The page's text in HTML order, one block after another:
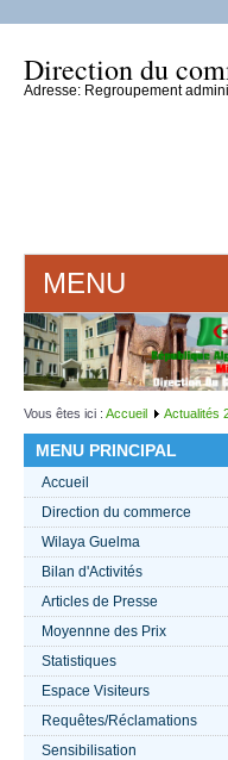
Direction du
Adresse: Regroupement
MENU
ACCUEIL
LIENS WEB
CONTACT
TEXTES 2021
ACTUALITÉS
????
Vous êtes ici : Accueil Actualités
MENU PRINCIPAL
Accueil
Direction du commerce
Wilaya Guelma
Bilan d'Activités
Articles de Presse
Moyennne des Prix
Statistiques
Espace Visiteurs
Requêtes/Réclamations
Sensibilisation